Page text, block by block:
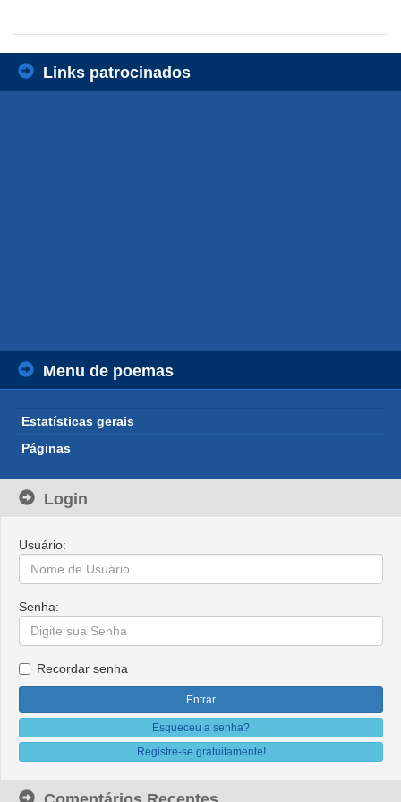
Links patrocinados
Menu de poemas
Estatísticas gerais
Páginas
Login
Usuário:
Senha:
Recordar senha
Esqueceu a senha?
Registre-se gratuitamente!